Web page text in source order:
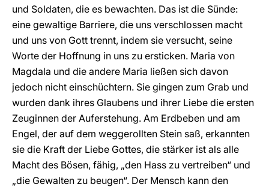
und Soldaten, die es bewachten. Das ist die Sünde:
eine gewaltige Barriere, die uns verschlossen macht
und uns von Gott trennt, indem sie versucht, seine
Worte der Hoffnung in uns zu ersticken. Maria von
Magdala und die andere Maria ließen sich davon
jedoch nicht einschüchtern. Sie gingen zum Grab und
wurden dank ihres Glaubens und ihrer Liebe die ersten
Zeuginnen der Auferstehung. Am Erdbeben und am
Engel, der auf dem weggerollten Stein saß, erkannten
sie die Kraft der Liebe Gottes, die stärker ist als alle
Macht des Bösen, fähig, „den Hass zu vertreiben“ und
„die Gewalten zu beugen“. Der Mensch kann den